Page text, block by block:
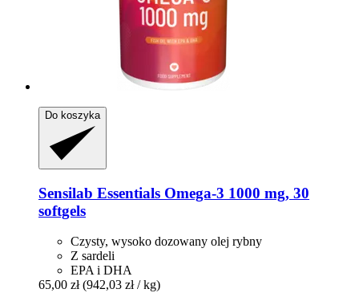
Do koszyka
Sensilab Essentials Omega-​3 1000 mg, 30
softgels
Czysty, wysoko dozowany olej rybny
Z sardeli
EPA i DHA
65,00 zł (942,03 zł / kg)